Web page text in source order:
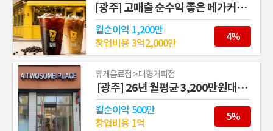
[광주] 고매출 순수익 좋은 메가커피 창업 !
4%
1,200만
월순이익
3억2,000만
창업비용
휴게음료점 > 대형커피점
[광주] 26년 월평균 3,200만원대! 투썸플레이스 양도양수
5%
500만
월순이익
1억
창업비용